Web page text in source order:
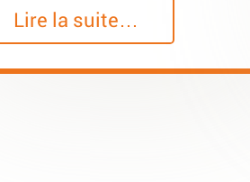
Lire la suite…